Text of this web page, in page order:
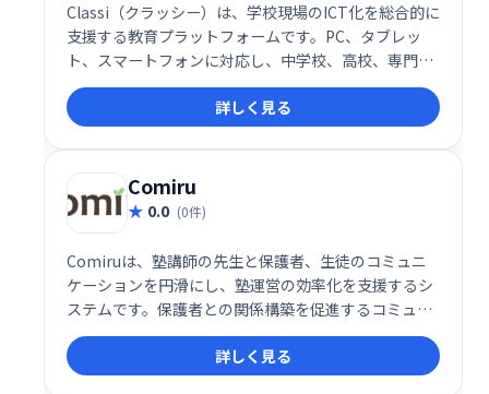
Classi（クラッシー）は、学校現場のICT化を総合的に
支援する教育プラットフォームです。PC、タブレッ
ト、スマートフォンに対応し、中学校、高校、専門学
校など幅広い教育機関で利用されています。生徒・教
員の学習環境を効率化し、デジタル教材の活用などを
サポートします。
詳しく見る
Comiru
0.0 (0件)
Comiruは、塾講師の先生と保護者、生徒のコミュニ
ケーションを円滑にし、塾運営の効率化を支援するシ
ステムです。保護者との関係構築を促進するコミュニ
ケーション機能と、業務改善機能を提供することで、
先生は生徒により深く向き合い、質の高い教育を提供
できます。
詳しく見る